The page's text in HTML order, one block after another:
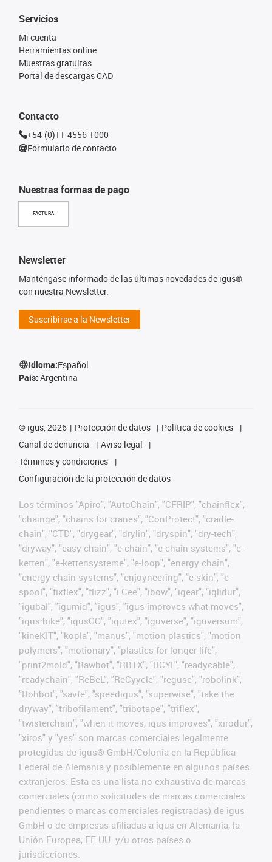
Nuestras formas de pago
FACTURA
Servicios
Mi cuenta
Herramientas online
Muestras gratuitas
Portal de descargas CAD
Contacto
+54-(0)11-4556-1000
Formulario de contacto
Newsletter
Manténgase informado de las últimas novedades de igus®
con nuestra Newsletter.
Suscribirse a la Newsletter
Idioma:Español
País: Argentina
© igus, 2026 Protección de datos
Política de cookies
Canal de denuncia
Aviso legal
Términos y condiciones
Configuración de la protección de datos
Los términos "Apiro", "AutoChain", "CFRIP", "chainflex",
"chainge", "chains for cranes", "ConProtect", "cradle-
chain", "CTD", "drygear", "drylin", "dryspin", "dry-tech",
"dryway", "easy chain", "e-chain", "e-chain systems", "e-
ketten", "e-kettensysteme", "e-loop", "energy chain",
"energy chain systems", "enjoyneering", "e-skin", "e-
spool", "fixflex", "flizz", "i.Cee", "ibow", "igear", "iglidur",
"igubal", "igumid", "igus", "igus improves what moves",
"igus:bike", "igusGO", "igutex", "iguverse", "iguversum",
"kineKIT", "kopla", "manus", "motion plastics", "motion
polymers", "motionary", "plastics for longer life",
"print2mold", "Rawbot", "RBTX", "RCYL", "readycable",
"readychain", "ReBeL", "ReCyycle", "reguse", "robolink",
"Rohbot", "savfe", "speedigus", "superwise", "take the
dryway", "tribofilament", "tribotape", "triflex",
"twisterchain", "when it moves, igus improves", "xirodur",
"xiros" y "yes" son marcas comerciales legalmente
protegidas de igus® GmbH/Colonia en la República
Federal de Alemania y posiblemente en algunos países
extranjeros. Esta es una lista no exhaustiva de marcas
comerciales (como solicitudes de marcas comerciales
pendientes o marcas comerciales registradas) de igus
GmbH o de empresas afiliadas a igus en Alemania, la
Unión Europea, EE.UU. y/u otros países o
jurisdicciones.